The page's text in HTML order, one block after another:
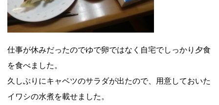
仕事が休みだったのでゆで卵ではなく自宅でしっかり夕食
を食べました。
久しぶりにキャベツのサラダが出たので、用意しておいた
イワシの水煮を載せました。